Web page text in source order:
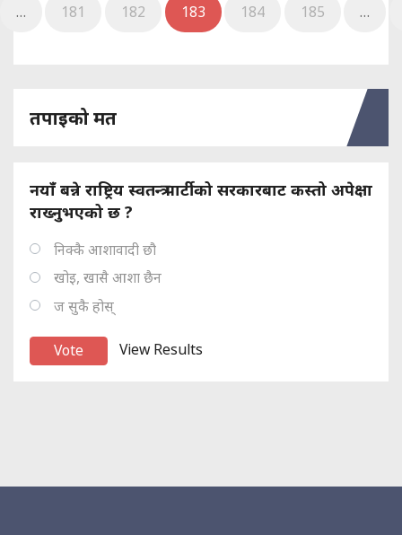
… 181 182 183 184 185 …
तपाइको मत
नयाँ बन्ने राष्ट्रिय स्वतन्त्र पार्टीको सरकारबाट कस्तो अपेक्षा
राख्नुभएको छ ?
निक्कै आशावादी छौ
खोइ, खासै आशा छैन
ज सुकै होस्
View Results